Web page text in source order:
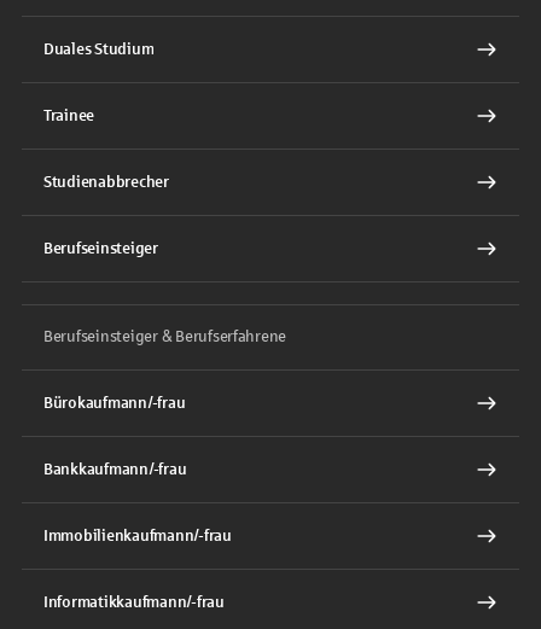
Duales Studium
Trainee
Studienabbrecher
Berufseinsteiger
Berufseinsteiger & Berufserfahrene
Bürokaufmann/-frau
Bankkaufmann/-frau
Immobilienkaufmann/-frau
Informatikkaufmann/-frau